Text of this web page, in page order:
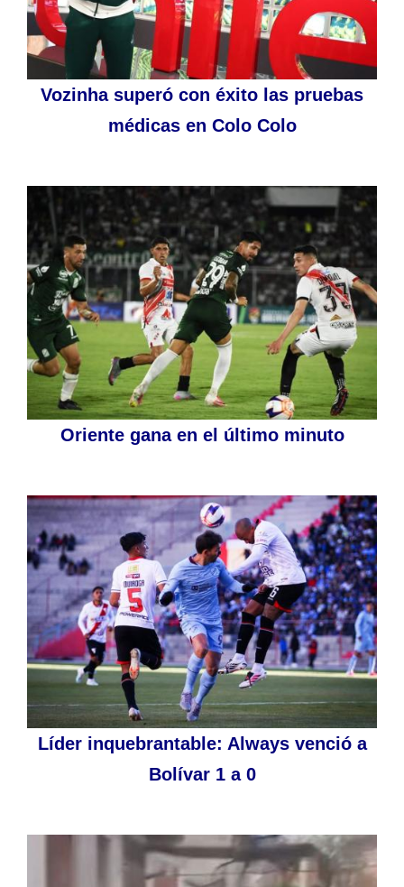
Vozinha superó con éxito las pruebas
médicas en Colo Colo
Oriente gana en el último minuto
Líder inquebrantable: Always venció a
Bolívar 1 a 0